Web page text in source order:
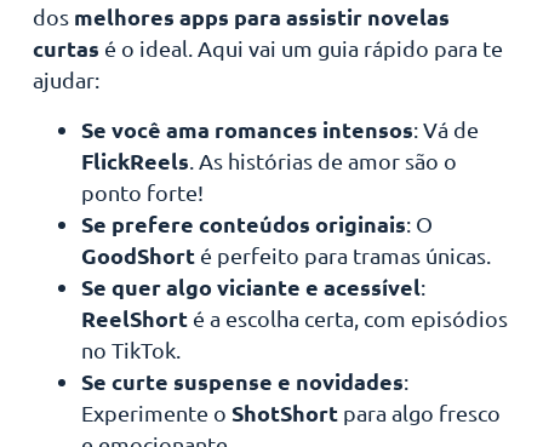
dos melhores apps para assistir novelas
curtas é o ideal. Aqui vai um guia rápido para te
ajudar:
Se você ama romances intensos: Vá de
FlickReels . As histórias de amor são o
ponto forte!
Se prefere conteúdos originais: O
GoodShort é perfeito para tramas únicas.
Se quer algo viciante e acessível:
ReelShort é a escolha certa, com episódios
no TikTok.
Se curte suspense e novidades:
Experimente o ShotShort para algo fresco